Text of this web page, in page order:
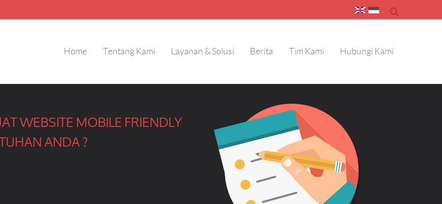
Home Tentang Kami Layanan & Solusi Berita Tim Kami Hubungi Kami
WEBSITE MOBILE FRIENDLY
ANDA ?